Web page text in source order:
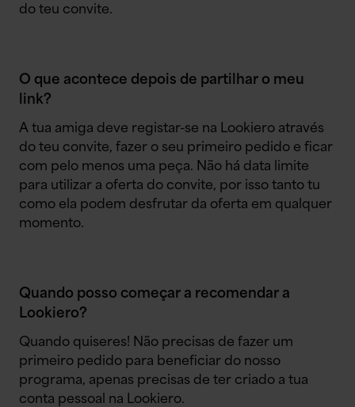
do teu convite.
O que acontece depois de partilhar o meu
link?
A tua amiga deve registar-se na Lookiero através
do teu convite, fazer o seu primeiro pedido e ficar
com pelo menos uma peça. Não há data limite
para utilizar a oferta do convite, por isso tanto tu
como ela podem desfrutar da oferta em qualquer
momento.
Quando posso começar a recomendar a
Lookiero?
Quando quiseres! Não precisas de fazer um
primeiro pedido para beneficiar do nosso
programa, apenas precisas de ter criado a tua
conta pessoal na Lookiero.